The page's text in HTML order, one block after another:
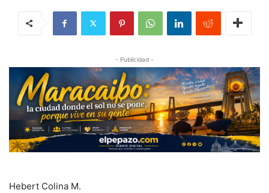
- Publicidad -
Hebert Colina M.